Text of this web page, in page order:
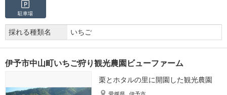
駐車場
採れる種類名 いちご
伊予市中山町いちご狩り観光農園ビューファーム
栗とホタルの里に開園した観光農園
愛媛県 伊予市